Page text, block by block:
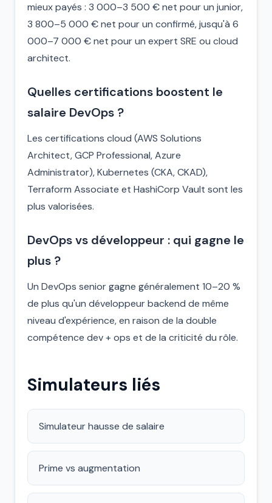
mieux payés : 3 000–3 500 € net pour un junior,
3 800–5 000 € net pour un confirmé, jusqu'à 6
000–7 000 € net pour un expert SRE ou cloud
architect.
Quelles certifications boostent le
salaire DevOps ?
Les certifications cloud (AWS Solutions
Architect, GCP Professional, Azure
Administrator), Kubernetes (CKA, CKAD),
Terraform Associate et HashiCorp Vault sont les
plus valorisées.
DevOps vs développeur : qui gagne le
plus ?
Un DevOps senior gagne généralement 10–20 %
de plus qu'un développeur backend de même
niveau d'expérience, en raison de la double
compétence dev + ops et de la criticité du rôle.
Simulateurs liés
Simulateur hausse de salaire
Prime vs augmentation